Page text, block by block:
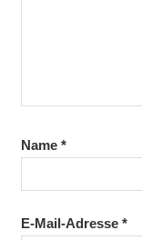
Name *
E-Mail-Adresse *